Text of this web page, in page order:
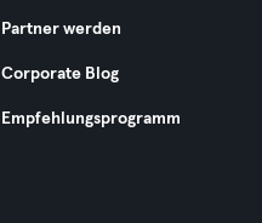
Partner werden
Corporate Blog
Empfehlungsprogramm